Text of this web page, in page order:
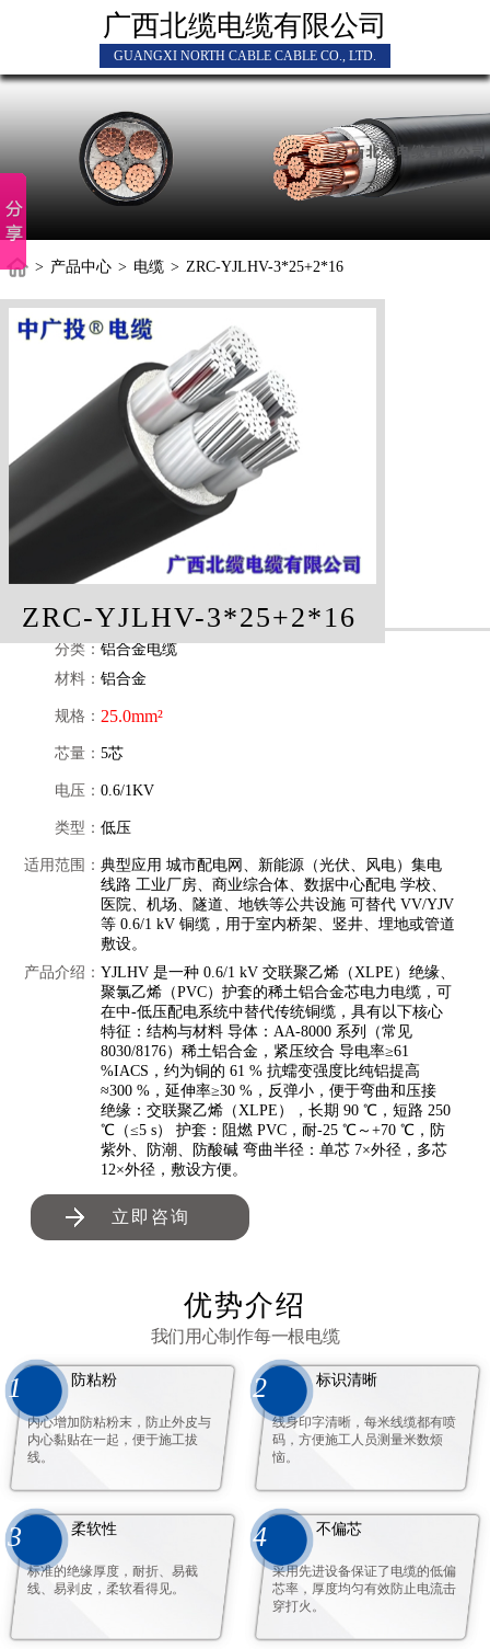
广西北缆电缆有限公司
GUANGXI NORTH CABLE CABLE CO., LTD.
> 产品中心 > 电缆 > ZRC-YJLHV-3*25+2*16
ZRC-YJLHV-3*25+2*16
分类：铝合金电缆
材料：铝合金
规格： 25.0mm²
芯量：5芯
电压：0.6/1KV
类型：低压
适用范围：典型应用 城市配电网、新能源（光伏、风电）集电
线路 工业厂房、商业综合体、数据中心配电 学校、
医院、机场、隧道、地铁等公共设施 可替代 VV/YJV
等 0.6/1 kV 铜缆，用于室内桥架、竖井、埋地或管道
敷设。
产品介绍：YJLHV 是一种 0.6/1 kV 交联聚乙烯（XLPE）绝缘、
聚氯乙烯（PVC）护套的稀土铝合金芯电力电缆，可
在中-低压配电系统中替代传统铜缆，具有以下核心
特征：结构与材料 导体：AA-8000 系列（常见
8030/8176）稀土铝合金，紧压绞合 导电率≥61
%IACS，约为铜的 61 % 抗蠕变强度比纯铝提高
≈300 %，延伸率≥30 %，反弹小，便于弯曲和压接
绝缘：交联聚乙烯（XLPE），长期 90 ℃，短路 250
℃（≤5 s） 护套：阻燃 PVC，耐-25 ℃～+70 ℃，防
紫外、防潮、防酸碱 弯曲半径：单芯 7×外径，多芯
12×外径，敷设方便。
立即咨询
优势介绍
我们用心制作每一根电缆
1 防粘粉
内心增加防粘粉末，防止外皮与
内心黏贴在一起，便于施工拔
线。
2 标识清晰
线身印字清晰，每米线缆都有喷
码，方便施工人员测量米数烦
恼。
3 柔软性
标准的绝缘厚度，耐折、易截
线、易剥皮，柔软看得见。
4 不偏芯
采用先进设备保证了电缆的低偏
芯率，厚度均匀有效防止电流击
穿打火。